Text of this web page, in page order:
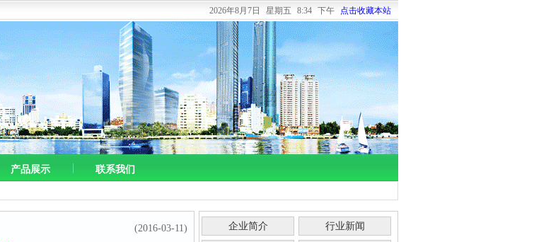
2026年8月7日 星期五 8:34 下午 点击收藏本站
产品展示 联系我们
(2016-03-11) 企业简介 行业新闻